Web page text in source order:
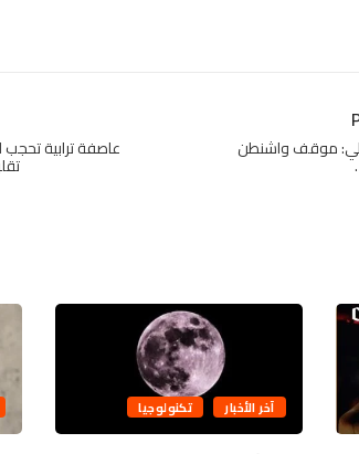
موقف واشنطن عاصفة ترابية
آخر الأخبار تكنولوجيا